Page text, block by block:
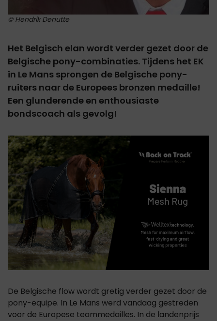
© Hendrik Denutte
Het Belgisch elan wordt verder gezet door de
Belgische pony-combinaties. Tijdens het EK
in Le Mans sprongen de Belgische pony-
ruiters naar de Europees bronzen medaille!
Een glunderende en enthousiaste
bondscoach als gevolg!
De Belgische flow wordt gretig verder gezet door de
pony-equipe. In Le Mans werd vandaag gestreden
voor de Europese teammedailles. In de landenprijs